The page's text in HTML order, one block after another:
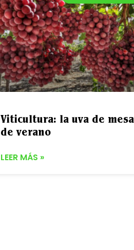
Viticultura: la uva de mesa
de verano
LEER MÁS »